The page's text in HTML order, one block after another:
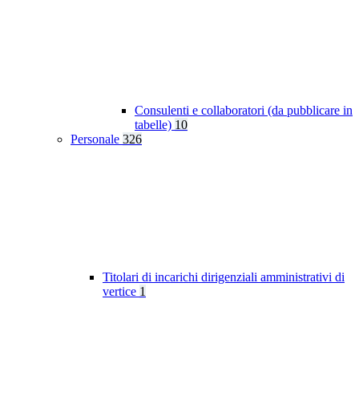
Consulenti e collaboratori (da pubblicare in
tabelle) 10
Personale 326
Titolari di incarichi dirigenziali amministrativi di
vertice 1